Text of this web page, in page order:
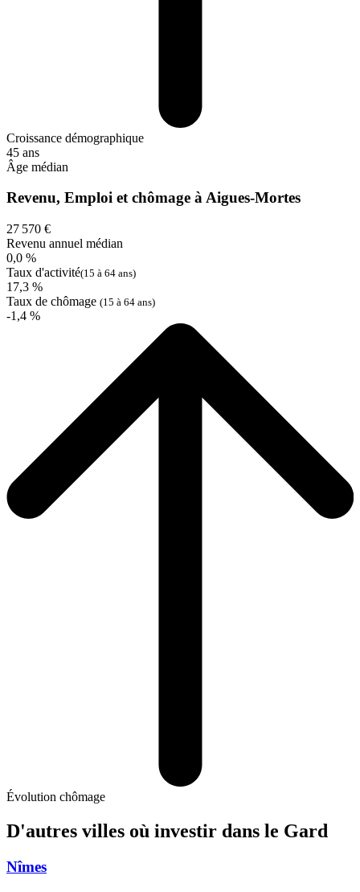
Croissance démographique
45 ans
Âge médian
Revenu, Emploi et chômage à Aigues-Mortes
27 570 €
Revenu annuel médian
0,0 %
Taux d'activité(15 à 64 ans)
17,3 %
Taux de chômage (15 à 64 ans)
-1,4 %
Évolution chômage
D'autres villes où investir dans le Gard
Nîmes